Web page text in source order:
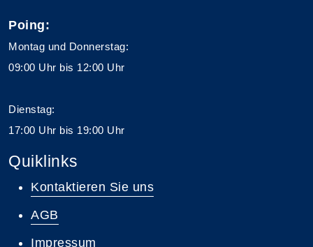
Poing:
Montag und Donnerstag:
09:00 Uhr bis 12:00 Uhr
Dienstag:
17:00 Uhr bis 19:00 Uhr
Quiklinks
Kontaktieren Sie uns
AGB
Impressum